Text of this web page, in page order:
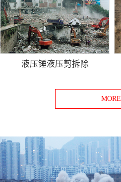
液压锤液压剪拆除
MORE